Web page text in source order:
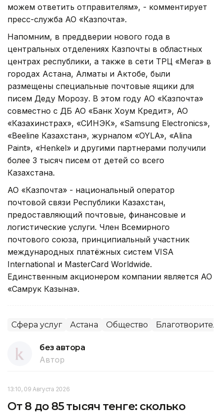
можем ответить отправителям», - комментирует
пресс-служба АО «Казпочта».
Напомним, в преддверии нового года в
центральных отделениях Казпочты в областных
центрах республики, а также в сети ТРЦ «Мега» в
городах Астана, Алматы и Актобе, были
размещены специальные почтовые ящики для
писем Деду Морозу. В этом году АО «Казпочта»
совместно с ДБ АО «Банк Хоум Кредит», АО
«Казахинстрах», «СИНЭК», «Samsung Electronics»,
«Beeline Казахстан», журналом «OYLA», «Alina
Paint», «Henkel» и другими партнерами получили
более 3 тысяч писем от детей со всего
Казахстана.
АО «Казпочта» - национальный оператор
почтовой связи Республики Казахстан,
предоставляющий почтовые, финансовые и
логистические услуги. Член Всемирного
почтового союза, принципиальный участник
международных платёжных систем VISA
International и MasterCard Worldwide.
Единственным акционером компании является АО
«Самрук Казына».
Сфера услуг Астана Общество
без автора
Автор
13:10, 09 Августа 2026
От 8 до 85 тысяч тенге: сколько